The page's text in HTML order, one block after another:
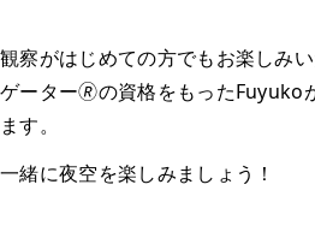
観察がはじめての方でもお楽しみ
ゲーター🄬の資格をもったFuyuko
ます。
一緒に夜空を楽しみましょう！